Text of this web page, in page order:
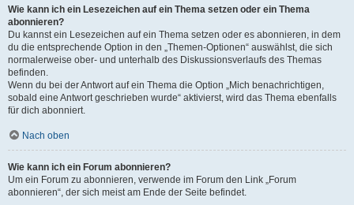
Wie kann ich ein Lesezeichen auf ein Thema setzen oder ein Thema
abonnieren?
Du kannst ein Lesezeichen auf ein Thema setzen oder es abonnieren, in dem
du die entsprechende Option in den „Themen-Optionen“ auswählst, die sich
normalerweise ober- und unterhalb des Diskussionsverlaufs des Themas
befinden.
Wenn du bei der Antwort auf ein Thema die Option „Mich benachrichtigen,
sobald eine Antwort geschrieben wurde“ aktivierst, wird das Thema ebenfalls
für dich abonniert.
Nach oben
Wie kann ich ein Forum abonnieren?
Um ein Forum zu abonnieren, verwende im Forum den Link „Forum
abonnieren“, der sich meist am Ende der Seite befindet.